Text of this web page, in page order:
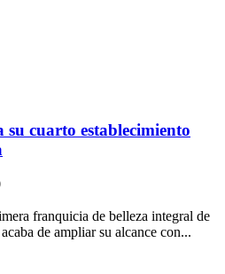
cuarto establecimiento
franquicia de belleza integral de
de ampliar su alcance con...